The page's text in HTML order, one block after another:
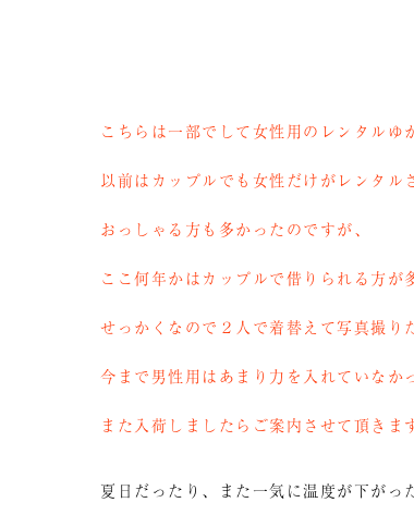
こちらは一部でして女性用のレンタルゆ
以前はカップルでも女性だけがレンタ
おっしゃる方も多かったのですが、
ここ何年かはカップルで借りられる方が
せっかくなので２人で着替えて写真撮り
今まで男性用はあまり力を入れていなか
また入荷しましたらご案内させて頂き
夏日だったり、また一気に温度が下がっ